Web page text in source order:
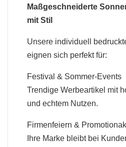
Maßgeschneiderte
mit Stil
Unsere individuell
eignen sich perfekt für:
Festival & Sommer-Events
Trendige Werbeartikel mit
und echtem Nutzen.
Firmenfeiern &
Ihre Marke bleibt bei